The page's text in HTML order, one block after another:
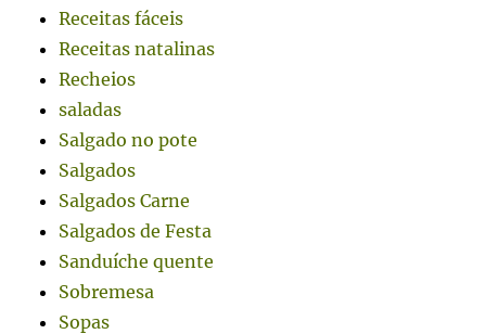
Receitas fáceis
Receitas natalinas
Recheios
saladas
Salgado no pote
Salgados
Salgados Carne
Salgados de Festa
Sanduíche quente
Sobremesa
Sopas